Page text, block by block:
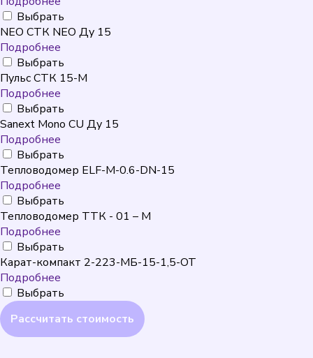
Выбрать
NEO CТК NEO Ду 15
Подробнее
Выбрать
Пульс СТК 15-М
Подробнее
Выбрать
Sanext Mono CU Ду 15
Подробнее
Выбрать
Тепловодомер ELF-M-0.6-DN-15
Подробнее
Выбрать
Тепловодомер ТТК - 01 – М
Подробнее
Выбрать
Карат-компакт 2-223-МБ-15-1,5-ОТ
Подробнее
Выбрать